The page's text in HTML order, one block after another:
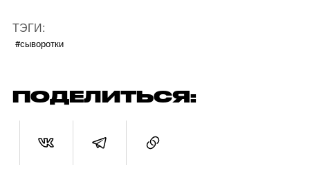
ТЭГИ:
#сыворотки
ПОДЕЛИТЬСЯ: